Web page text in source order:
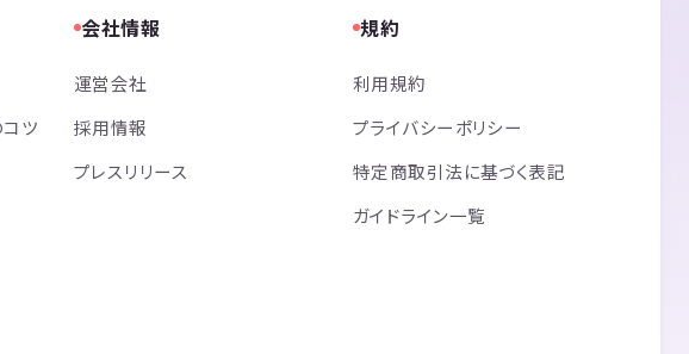
ツ
会社情報
運営会社
採用情報
プレスリリース
規約
利用規約
プライバシーポリシー
特定商取引法に基づく表記
ガイドライン一覧